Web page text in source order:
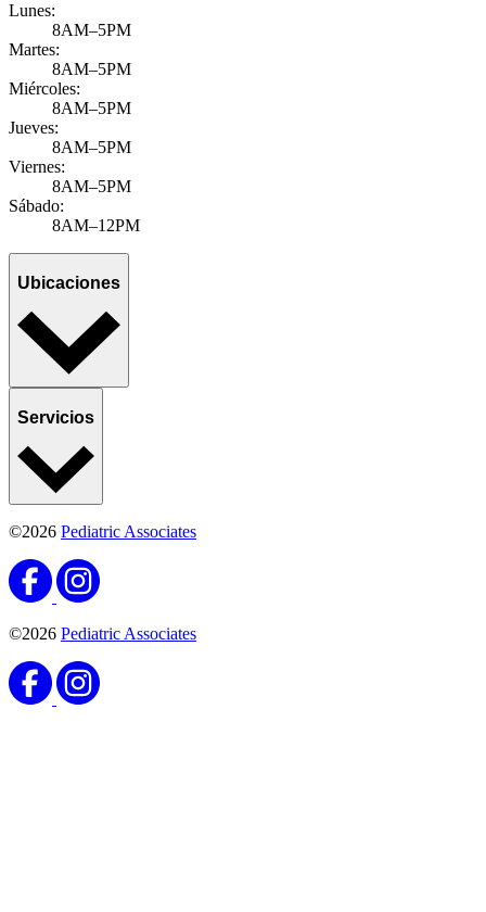
Lunes:
8AM–5PM
Martes:
8AM–5PM
Miércoles:
8AM–5PM
Jueves:
8AM–5PM
Viernes:
8AM–5PM
Sábado:
8AM–12PM
Ubicaciones
Servicios
©2026 Pediatric Associates
©2026 Pediatric Associates